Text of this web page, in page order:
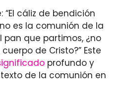
“El cáliz de bendición
es la comunión de la
pan que partimos, ¿no
de Cristo?” Este
profundo y
de la comunión en